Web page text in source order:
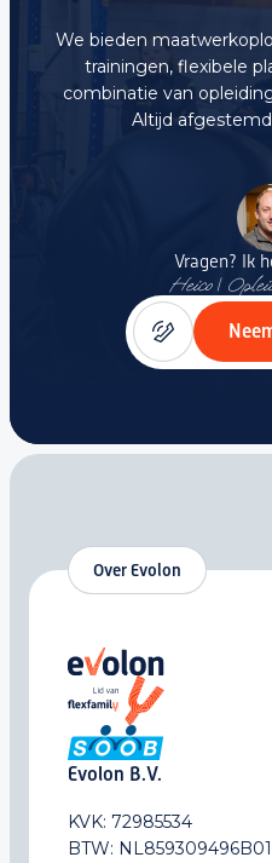
We bieden
trainingen, flexibele
combinatie van
Altijd
Vragen? Ik
Heico |
Evolon B.V.
KVK: 72985534
BTW: NL859309496B01
Over Evolon